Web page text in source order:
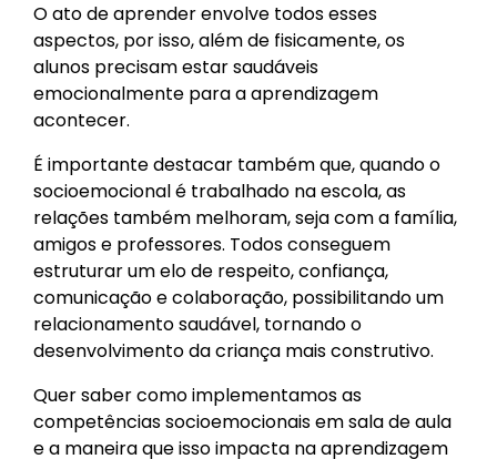
O ato de aprender envolve todos esses
aspectos, por isso, além de fisicamente, os
alunos precisam estar saudáveis
emocionalmente para a aprendizagem
acontecer.
É importante destacar também que, quando o
socioemocional é trabalhado na escola, as
relações também melhoram, seja com a família,
amigos e professores. Todos conseguem
estruturar um elo de respeito, confiança,
comunicação e colaboração, possibilitando um
relacionamento saudável, tornando o
desenvolvimento da criança mais construtivo.
Quer saber como implementamos as
competências socioemocionais em sala de aula
e a maneira que isso impacta na aprendizagem